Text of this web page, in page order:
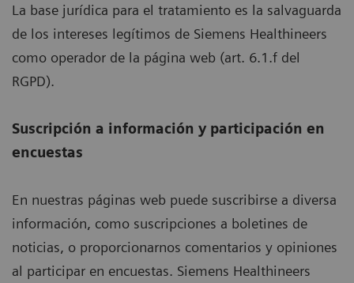
La base jurídica para el tratamiento es la salvaguarda
de los intereses legítimos de Siemens Healthineers
como operador de la página web (art. 6.1.f del
RGPD).
Suscripción a información y participación en
encuestas
En nuestras páginas web puede suscribirse a diversa
información, como suscripciones a boletines de
noticias, o proporcionarnos comentarios y opiniones
al participar en encuestas. Siemens Healthineers